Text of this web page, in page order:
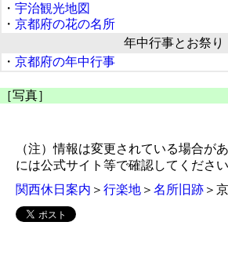
・ 宇治観光地図
・ 京都府の花の名所
年中行事とお祭り
・ 京都府の年中行事
［写真］
（注）情報は変更されている場合が
には公式サイト等で確認してください
関西休日案内 ＞ 行楽地 ＞ 名所旧跡 ＞